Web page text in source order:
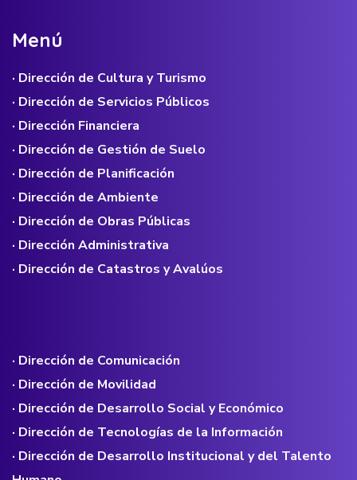
Menú
· Dirección de Cultura y Turismo
· Dirección de Servicios Públicos
· Dirección Financiera
· Dirección de Gestión de Suelo
· Dirección de Planificación
· Dirección de Ambiente
· Dirección de Obras Públicas
· Dirección Administrativa
· Dirección de Catastros y Avalúos
· Dirección de Comunicación
· Dirección de Movilidad
· Dirección de Desarrollo Social y Económico
· Dirección de Tecnologías de la Información
· Dirección de Desarrollo Institucional y del Talento